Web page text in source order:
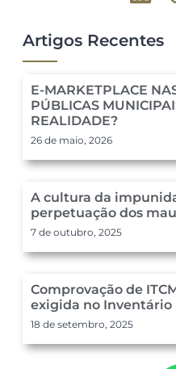
Artigos Recentes
E-MARKETPLACE
PÚBLICAS
REALIDADE?
26 de maio, 2026
A cultura da
perpetuação dos
7 de outubro, 2025
Comprovação de
exigida no
18 de setembro, 2025